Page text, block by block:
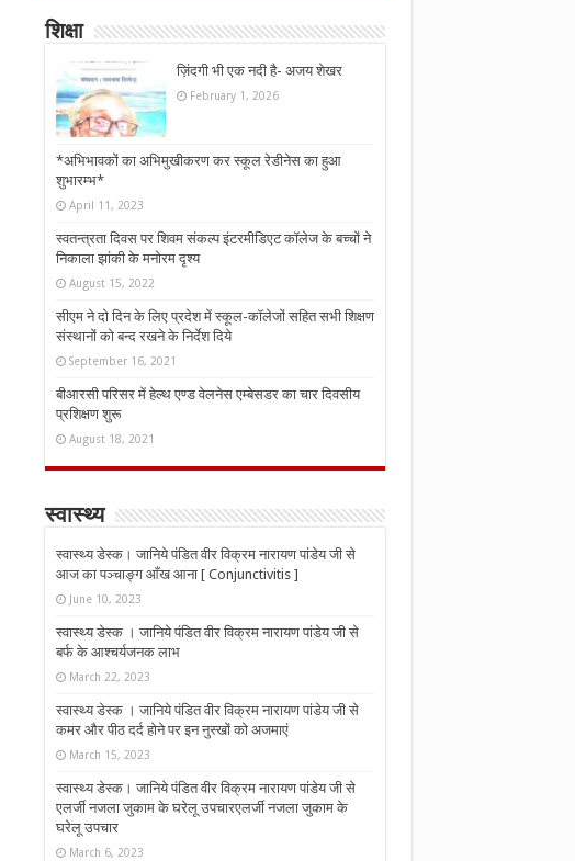
शिक्षा
ज़िंदगी भी एक नदी है- अजय शेखर
February 1, 2026
*अभिभावकों का अभिमुखीकरण कर स्कूल रेडीनेस का हुआ
शुभारम्भ*
April 11, 2023
स्वतन्त्रता दिवस पर शिवम संकल्प इंटरमीडिएट कॉलेज के बच्चों ने
निकाला झांकी के मनोरम दृश्य
August 15, 2022
सीएम ने दो दिन के लिए प्रदेश में स्कूल-कॉलेजों सहित सभी शिक्षण
संस्थानों को बन्द रखने के निर्देश दिये
September 16, 2021
बीआरसी परिसर में हेल्थ एण्ड वेलनेस एम्बेसडर का चार दिवसीय
प्रशिक्षण शुरू
August 18, 2021
स्वास्थ्य
स्वास्थ्य डेस्क। जानिये पंडित वीर विक्रम नारायण पांडेय जी से
आज का पञ्चाङ्ग आँख आना [ Conjunctivitis ]
June 10, 2023
स्वास्थ्य डेस्क । जानिये पंडित वीर विक्रम नारायण पांडेय जी से
बर्फ के आश्चर्यजनक लाभ
March 22, 2023
स्वास्थ्य डेस्क । जानिये पंडित वीर विक्रम नारायण पांडेय जी से
कमर और पीठ दर्द होने पर इन नुस्‍खों को अजमाएं
March 15, 2023
स्वास्थ्य डेस्क। जानिये पंडित वीर विक्रम नारायण पांडेय जी से
एलर्जी नजला जुकाम के घरेलू उपचारएलर्जी नजला जुकाम के
घरेलू उपचार
March 6, 2023